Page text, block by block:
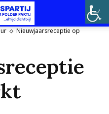
Nieuwjaarsreceptie op